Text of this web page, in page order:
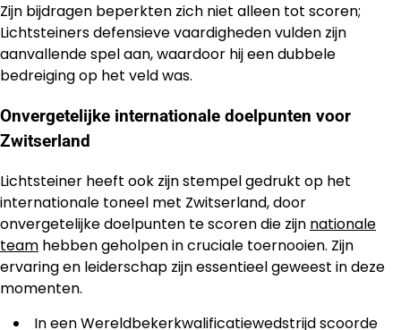
Zijn bijdragen beperkten zich niet alleen tot scoren;
Lichtsteiners defensieve vaardigheden vulden zijn
aanvallende spel aan, waardoor hij een dubbele
bedreiging op het veld was.
Onvergetelijke internationale doelpunten voor
Zwitserland
Lichtsteiner heeft ook zijn stempel gedrukt op het
internationale toneel met Zwitserland, door
onvergetelijke doelpunten te scoren die zijn nationale
team hebben geholpen in cruciale toernooien. Zijn
ervaring en leiderschap zijn essentieel geweest in deze
momenten.
In een Wereldbekerkwalificatiewedstrijd scoorde